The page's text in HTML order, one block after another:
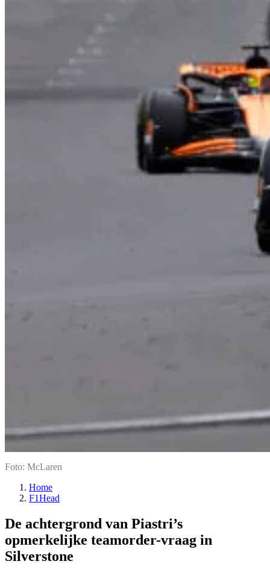
Foto: McLaren
Home
F1Head
De achtergrond van Piastri’s
opmerkelijke teamorder-vraag in
Silverstone